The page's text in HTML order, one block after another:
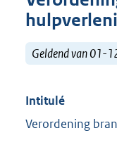
Geldend van
Intitulé
Verordening